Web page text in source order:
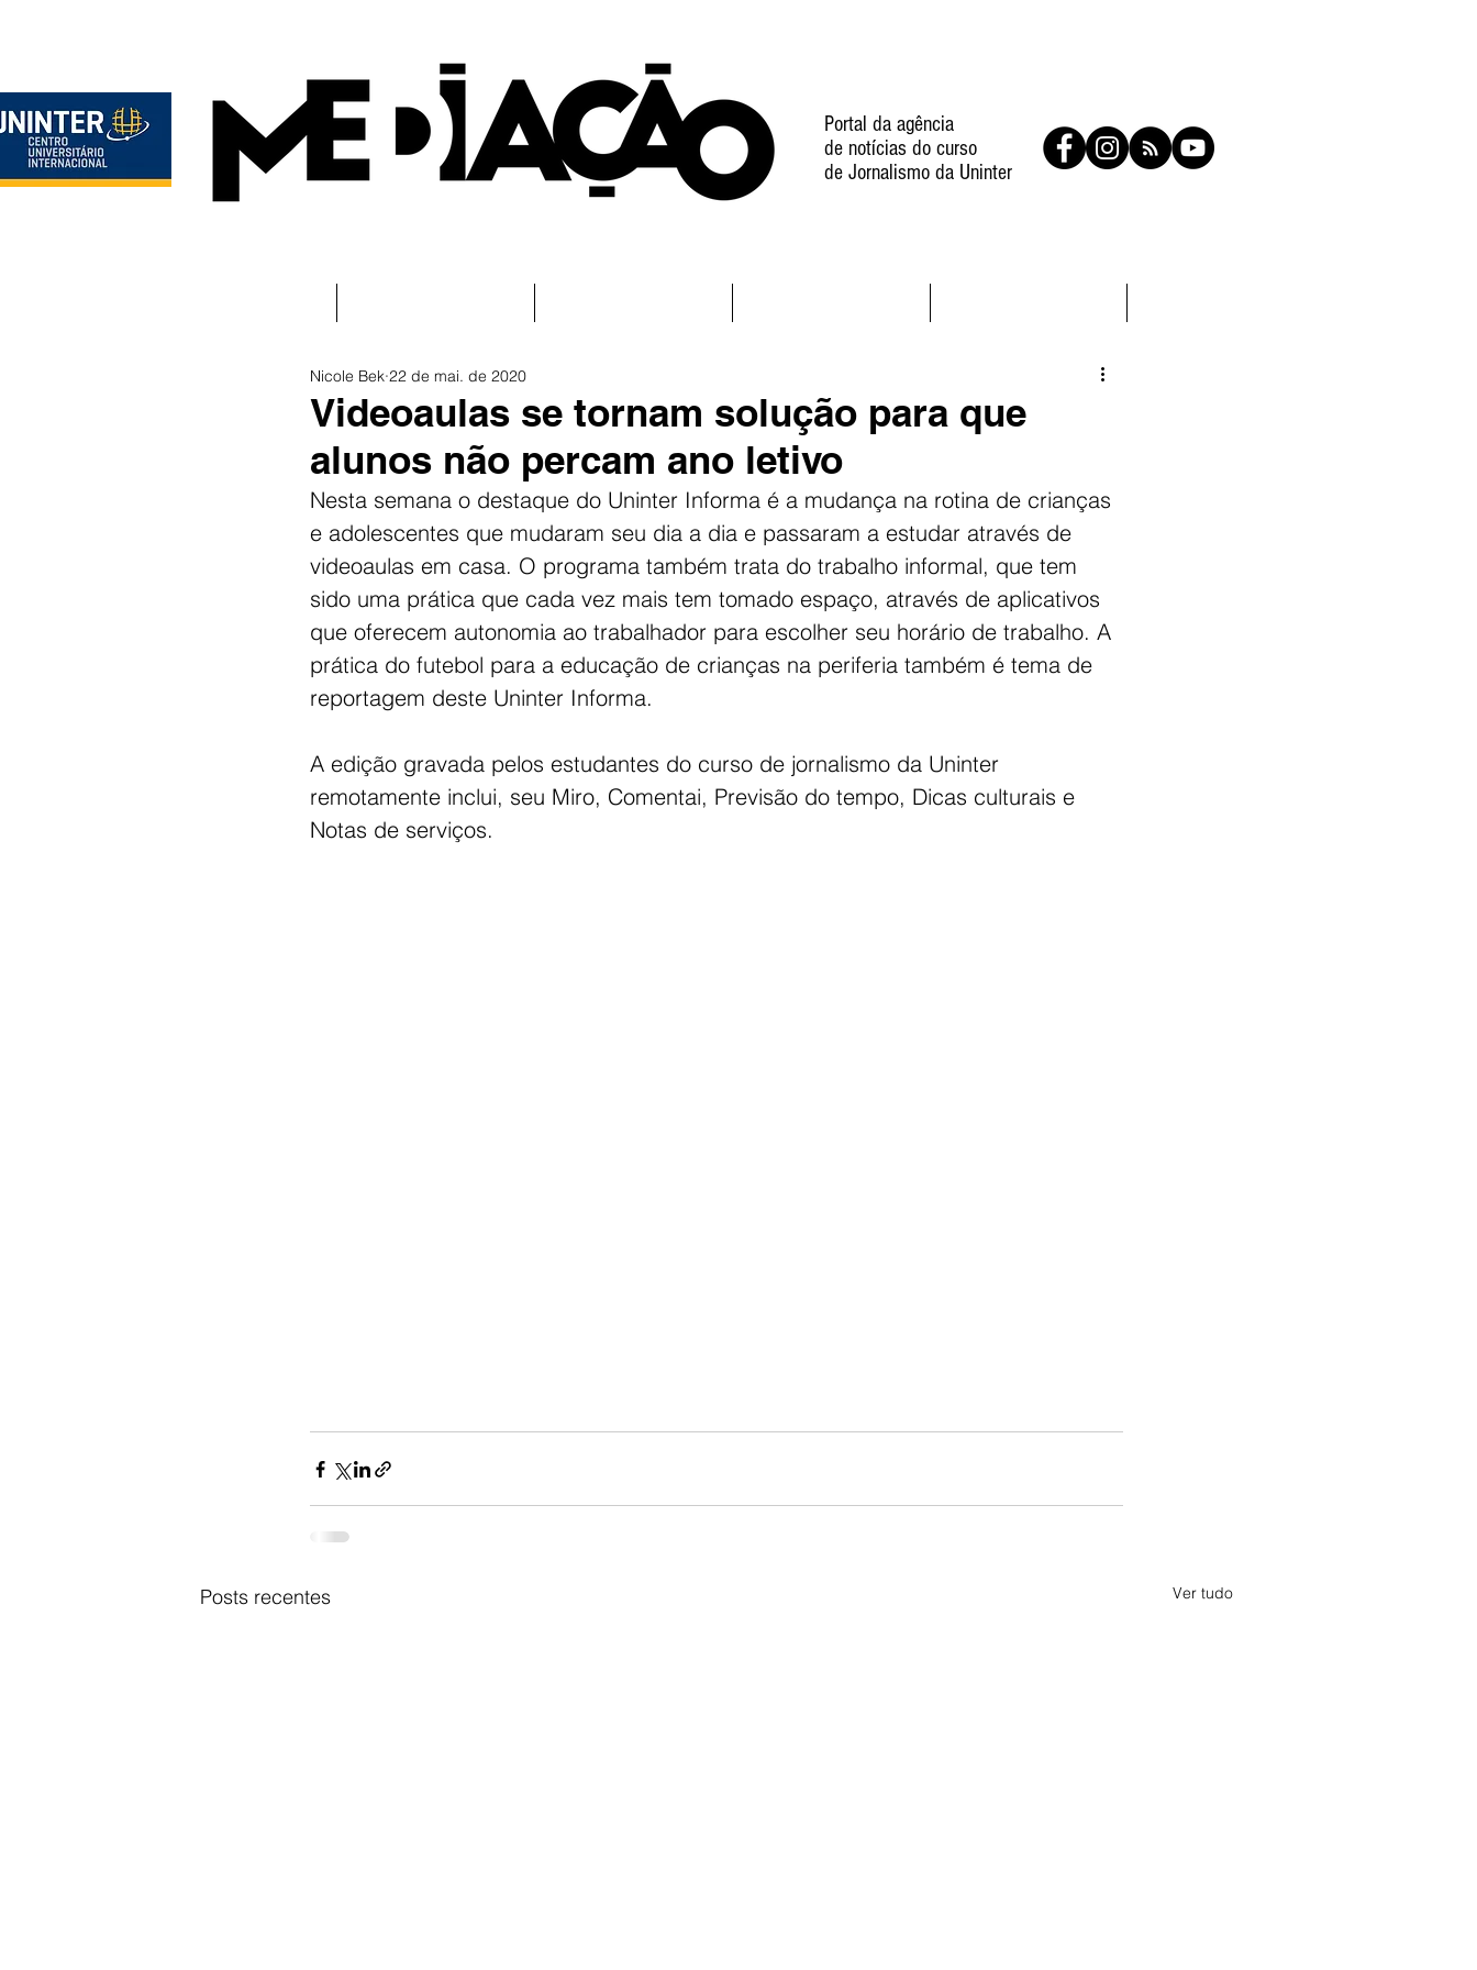
Portal da agência
de notícias do curso
de Jornalismo da Uninter
Videoaulas se tornam solução para que
alunos não percam ano letivo
Nicole Bek 22 de mai. de 2020
Nesta semana o destaque do Uninter Informa é a mudança na rotina de crianças
e adolescentes que mudaram seu dia a dia e passaram a estudar através de
videoaulas em casa. O programa também trata do trabalho informal, que tem
sido uma prática que cada vez mais tem tomado espaço, através de aplicativos
que oferecem autonomia ao trabalhador para escolher seu horário de trabalho. A
prática do futebol para a educação de crianças na periferia também é tema de
reportagem deste Uninter Informa.
A edição gravada pelos estudantes do curso de jornalismo da Uninter
remotamente inclui, seu Miro, Comentai, Previsão do tempo, Dicas culturais e
Notas de serviços.
Posts recentes Ver tudo